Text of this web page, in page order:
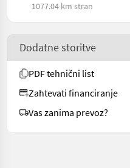
1077.04 km stran
Dodatne storitve
PDF tehnični list
Zahtevati financiranje
Vas zanima prevoz?